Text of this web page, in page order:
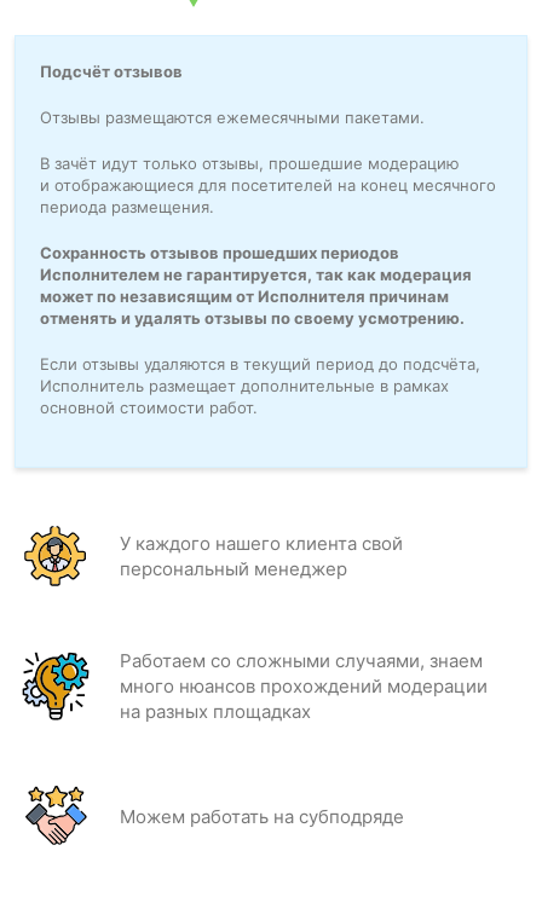
Подсчёт отзывов
Отзывы размещаются ежемесячными пакетами.
В зачёт идут только отзывы, прошедшие модерацию
и отображающиеся для посетителей на конец месячного
периода размещения.
Сохранность отзывов прошедших периодов
Исполнителем не гарантируется, так как модерация
может по независящим от Исполнителя причинам
отменять и удалять отзывы по своему усмотрению.
Если отзывы удаляются в текущий период до подсчёта,
Исполнитель размещает дополнительные в рамках
основной стоимости работ.
У каждого нашего клиента свой
персональный менеджер
Работаем со сложными случаями, знаем
много нюансов прохождений модерации
на разных площадках
Можем работать на субподряде